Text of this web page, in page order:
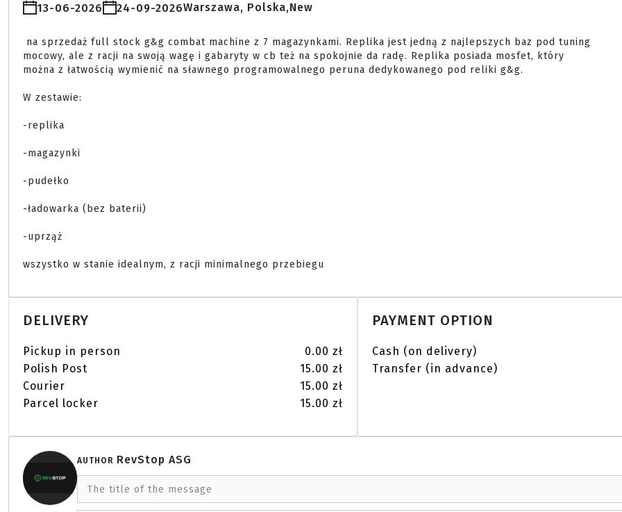
13-06-2026 24-09-2026Warszawa, Polska,New
mocowy, ale z racji na swoją wagę i gabaryty w cb też na spokojnie da radę. Replika posiada mosfet, który
można z łatwością wymienić na sławnego programowalnego peruna dedykowanego pod reliki g&g.
W zestawie:
-replika
-magazynki
-pudełko
-ładowarka (bez baterii)
-uprząż
wszystko w stanie idealnym, z racji minimalnego przebiegu
DELIVERY
Pickup in person
0.00 zł
Polish Post
15.00 zł
Courier
15.00 zł
Parcel locker
15.00 zł
PAYMENT OPTION
Cash (on delivery)
Transfer (in advance)
AUTHOR RevStop ASG
The title of the message